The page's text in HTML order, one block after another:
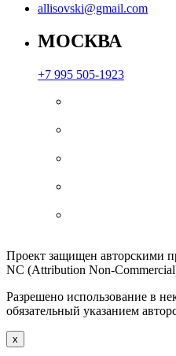
allisovski@gmail.com
МОСКВА
+7 995 505-1923
Проект защищен авторскими
NC (Attribution Non-
Разрешено использование в
обязательный указанием
x